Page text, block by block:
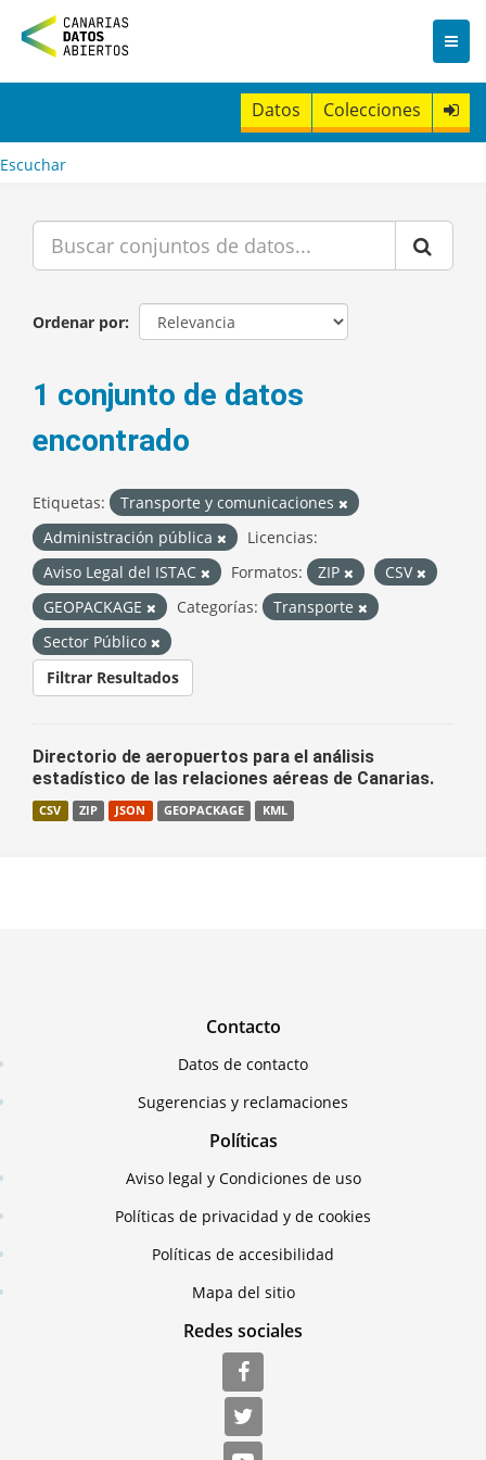
n
t
Datos Colecciones
Escuchar
Ordenar por
1 conjunto de datos
encontrado
Etiquetas:
Transporte y comunicaciones
Administración pública
Licencias:
Aviso Legal del ISTAC
Formatos: ZIP
CSV
GEOPACKAGE
Categorías:
Transporte
Sector Público
Filtrar Resultados
Directorio de aeropuertos para el análisis
estadístico de las relaciones aéreas de Canarias.
CSV ZIP JSON GEOPACKAGE KML
Contacto
Datos de contacto
Sugerencias y reclamaciones
Políticas
Aviso legal y Condiciones de uso
Políticas de privacidad y de cookies
Políticas de accesibilidad
Mapa del sitio
Redes sociales